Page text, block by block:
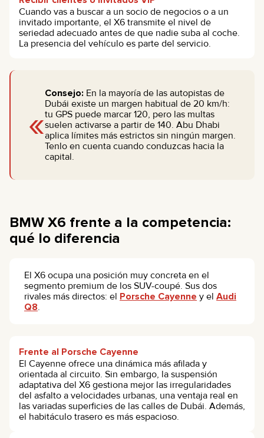
Cuando vas a buscar a un socio de negocios o a un
invitado importante, el X6 transmite el nivel de
seriedad adecuado antes de que nadie suba al coche.
La presencia del vehículo es parte del servicio.
«
Consejo: En la mayoría de las autopistas de
Dubái existe un margen habitual de 20 km/h:
tu GPS puede marcar 120, pero las multas
suelen activarse a partir de 140. Abu Dhabi
aplica límites más estrictos sin ningún margen.
Tenlo en cuenta cuando conduzcas hacia la
capital.
BMW X6 frente a la competencia:
qué lo diferencia
El X6 ocupa una posición muy concreta en el
segmento premium de los SUV-coupé. Sus dos
rivales más directos: el Porsche Cayenne y el Audi
Q8.
Frente al Porsche Cayenne
El Cayenne ofrece una dinámica más afilada y
orientada al circuito. Sin embargo, la suspensión
adaptativa del X6 gestiona mejor las irregularidades
del asfalto a velocidades urbanas, una ventaja real en
las variadas superficies de las calles de Dubái. Además,
el habitáculo trasero es más espacioso.